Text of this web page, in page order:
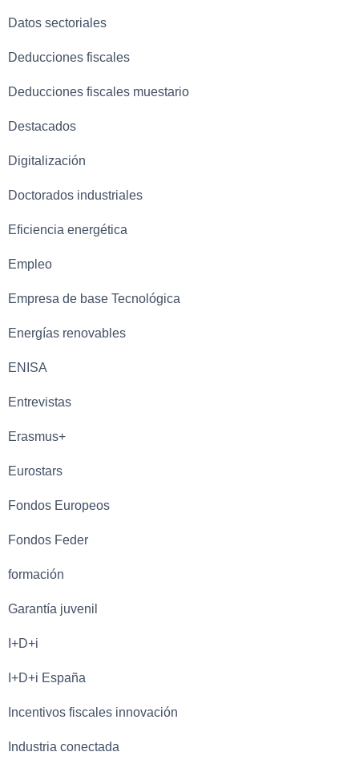
Datos sectoriales
Deducciones fiscales
Deducciones fiscales muestario
Destacados
Digitalización
Doctorados industriales
Eficiencia energética
Empleo
Empresa de base Tecnológica
Energías renovables
ENISA
Entrevistas
Erasmus+
Eurostars
Fondos Europeos
Fondos Feder
formación
Garantía juvenil
I+D+i
I+D+i España
Incentivos fiscales innovación
Industria conectada